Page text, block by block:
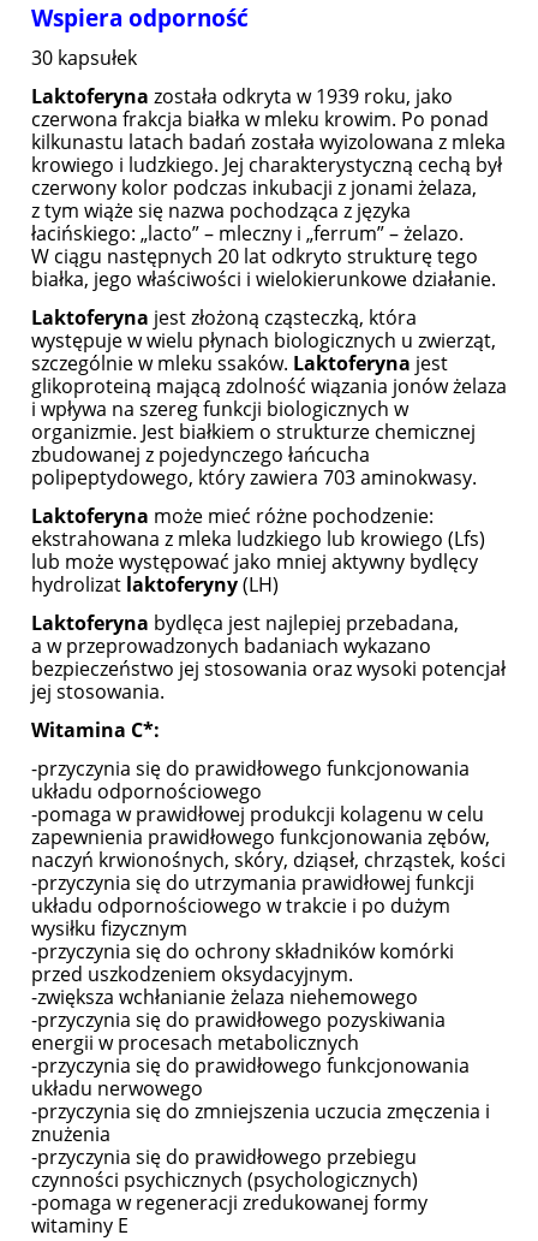
Wspiera odporność
30 kapsułek
Laktoferyna została odkryta w 1939 roku, jako
czerwona frakcja białka w mleku krowim. Po ponad
kilkunastu latach badań została wyizolowana z mleka
krowiego i ludzkiego. Jej charakterystyczną cechą był
czerwony kolor podczas inkubacji z jonami żelaza,
z tym wiąże się nazwa pochodząca z języka
łacińskiego: „lacto” – mleczny i „ferrum” – żelazo.
W ciągu następnych 20 lat odkryto strukturę tego
białka, jego właściwości i wielokierunkowe działanie.
Laktoferyna jest złożoną cząsteczką, która
występuje w wielu płynach biologicznych u zwierząt,
szczególnie w mleku ssaków. Laktoferyna jest
glikoproteiną mającą zdolność wiązania jonów żelaza
i wpływa na szereg funkcji biologicznych w
organizmie. Jest białkiem o strukturze chemicznej
zbudowanej z pojedynczego łańcucha
polipeptydowego, który zawiera 703 aminokwasy.
Laktoferyna może mieć różne pochodzenie:
ekstrahowana z mleka ludzkiego lub krowiego (Lfs)
lub może występować jako mniej aktywny bydlęcy
hydrolizat laktoferyny(LH)
Laktoferyna bydlęca jest najlepiej przebadana,
a w przeprowadzonych badaniach wykazano
bezpieczeństwo jej stosowania oraz wysoki potencjał
jej stosowania.
Witamina C*:
-przyczynia się do prawidłowego funkcjonowania
układu odpornościowego
-pomaga w prawidłowej produkcji kolagenu w celu
zapewnienia prawidłowego funkcjonowania zębów,
naczyń krwionośnych, skóry, dziąseł, chrząstek, kości
-przyczynia się do utrzymania prawidłowej funkcji
układu odpornościowego w trakcie i po dużym
wysiłku fizycznym
-przyczynia się do ochrony składników komórki
przed uszkodzeniem oksydacyjnym.
-zwiększa wchłanianie żelaza niehemowego
-przyczynia się do prawidłowego pozyskiwania
energii w procesach metabolicznych
-przyczynia się do prawidłowego funkcjonowania
układu nerwowego
-przyczynia się do zmniejszenia uczucia zmęczenia i
znużenia
-przyczynia się do prawidłowego przebiegu
czynności psychicznych (psychologicznych)
-pomaga w regeneracji zredukowanej formy
witaminy E